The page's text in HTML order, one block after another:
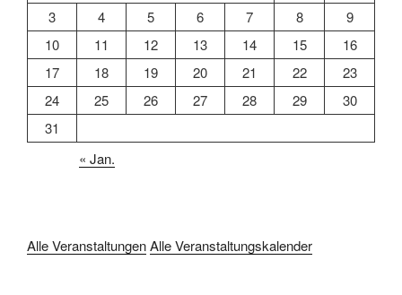
3
4 5 6 7 8
9
10
11 12 13 14 15
16
17
18 19 20 21 22
23
24
25 26 27 28 29
30
31
« Jan.
Alle VeranstaltungenAlle Veranstaltungskalender